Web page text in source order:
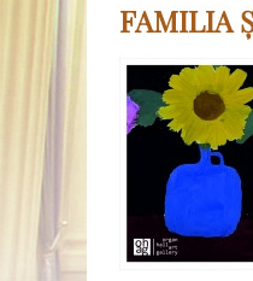
FAMILIA